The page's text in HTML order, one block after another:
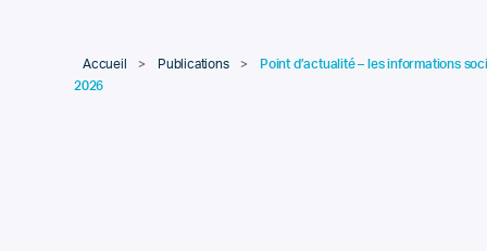
Accueil > Publications >
Point d’actualité – les informations
2026